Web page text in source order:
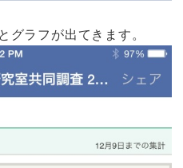
グラフが出てきます。